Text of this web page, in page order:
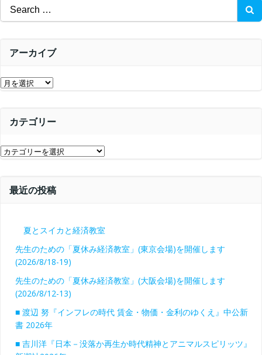
シ
ョ
ン
ー
シ
ョ
Search
for:
アーカイブ
ア
カテゴリー
カ
最近の投稿
夏とスイカと経済教室
先生のための「夏休み経済教室」(東京会場)を開催します
(2026/8/18-19)
先生のための「夏休み経済教室」(大阪会場)を開催します
(2026/8/12-13)
■ 渡辺 努『インフレの時代 賃金・物価・金利のゆくえ』中公新
書 2026年
■ 吉川洋『日本－没落か再生か時代精神とアニマルスピリッツ』